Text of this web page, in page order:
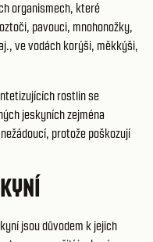
organismech, které
pavouci, mnohonožky,
ve vodách korýši, měkkýši,
rostlin se
jeskyních zejména
protože poškozují
jsou důvodem k jejich